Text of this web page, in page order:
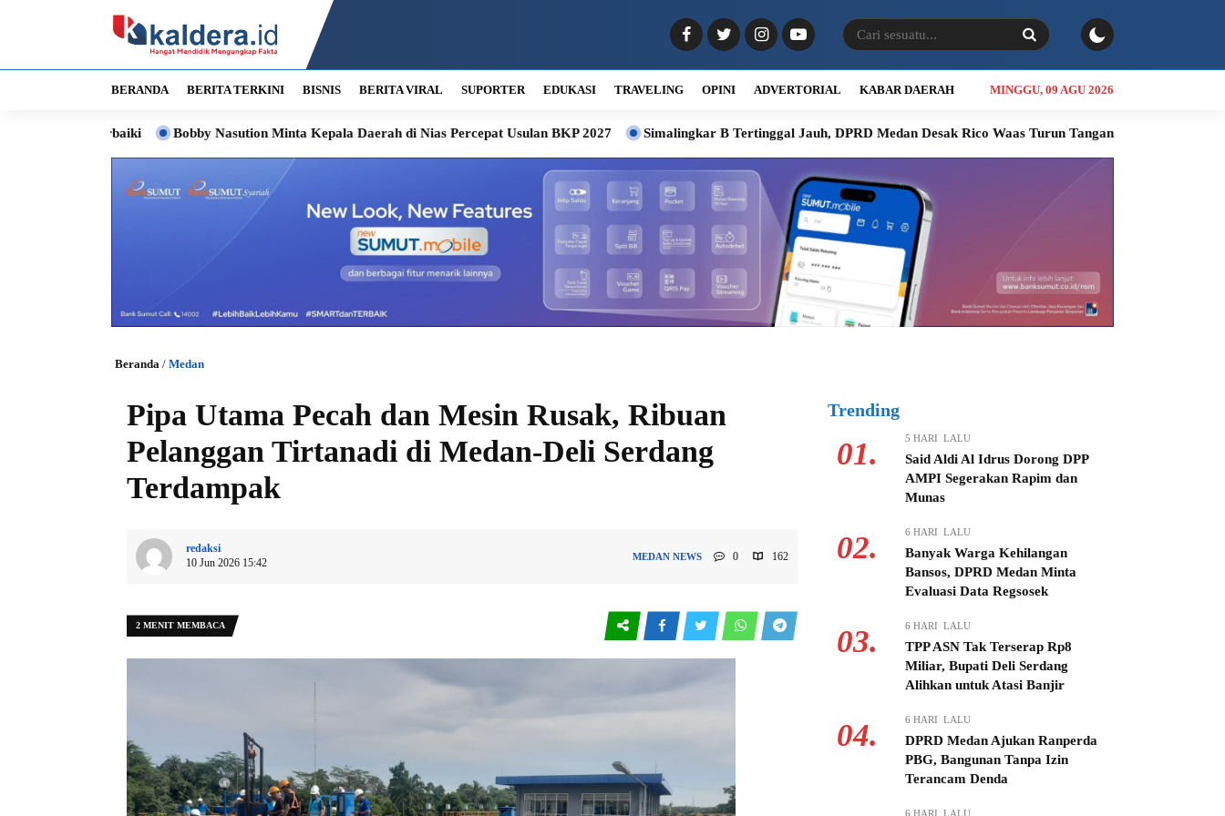
BERANDA BERITA TERKINI BISNIS BERITA VIRAL SUPORTER EDUKASI TRAVELING OPINI ADVERTORIAL KABAR DAERAH MINGGU, 09 AGU 2026
Bobby Nasution Minta Kepala Daerah di Nias Percepat Usulan BKP 2027 Simalingkar B Tertinggal Jauh, DPRD Medan Desak Rico Waas Turun Tangan Jalan Sicanang Mangkrak
Beranda / Medan
Pipa Utama Pecah dan Mesin Rusak, Ribuan
Pelanggan Tirtanadi di Medan-Deli Serdang
Terdampak
redaksi
10 Jun 2026 15:42
MEDAN NEWS 0 162
2 MENIT MEMBACA
Trending
01. 5 HARI LALU
Said Aldi Al Idrus Dorong DPP
AMPI Segerakan Rapim dan
Munas
02. 6 HARI LALU
Banyak Warga Kehilangan
Bansos, DPRD Medan Minta
Evaluasi Data Regsosek
03. 6 HARI LALU
TPP ASN Tak Terserap Rp8
Miliar, Bupati Deli Serdang
Alihkan untuk Atasi Banjir
04. 6 HARI LALU
DPRD Medan Ajukan Ranperda
PBG, Bangunan Tanpa Izin
Terancam Denda
6 HARI LALU